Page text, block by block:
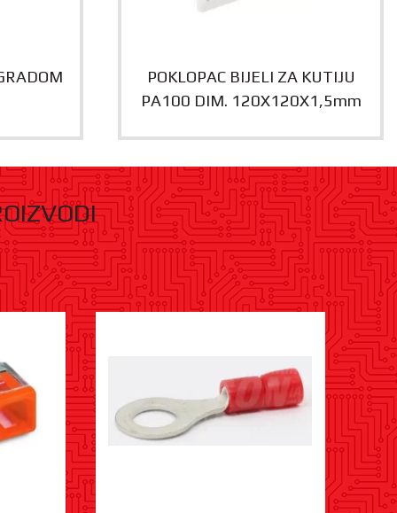
POKLOPAC BIJELI ZA KUTIJU
PA100 DIM. 120X120X1,5mm